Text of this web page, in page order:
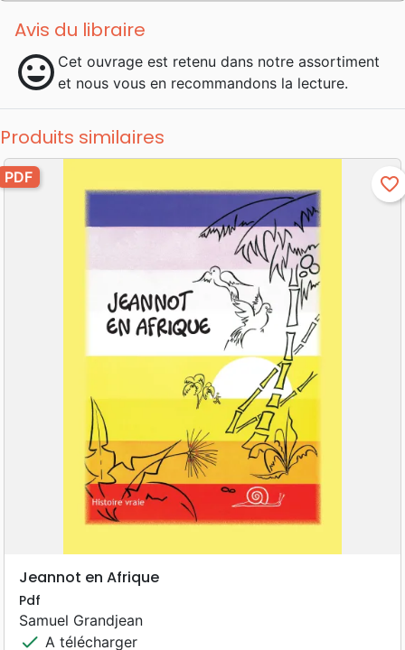
Avis du libraire
mood Cet ouvrage est retenu dans notre assortiment
et nous vous en recommandons la lecture.
Produits similaires
PDF favorite_border
Jeannot en Afrique
Pdf
Samuel Grandjean
check A télécharger